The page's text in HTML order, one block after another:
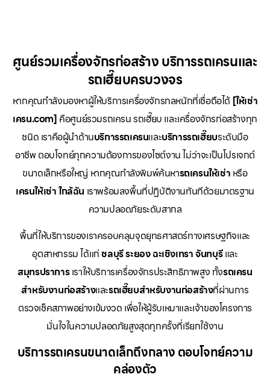
ศูนย์รวมเครื่องจักรก่อสร้าง บริการรถเครนและ
รถเฮี๊ยบครบวงจร
หากคุณกำลังมองหาผู้ให้บริการเครื่องจักรกลหนักที่เชื่อถือได้ [ให้เช่า
เครน.com] คือศูนย์รวมรถเครน รถเฮี๊ยบ และเครื่องจักรก่อสร้างทุก
ชนิด เราคือผู้นำด้านบริการรถเครนและบริการรถเฮี๊ยบระดับมือ
อาชีพ ตอบโจทย์ทุกความต้องการของไซต์งาน ไม่ว่าจะเป็นโปรเจกต์
ขนาดเล็กหรือใหญ่ หากคุณกำลังพิมพ์ค้นหารถเครนให้เช่า หรือ
เครนให้เช่าใกล้ฉัน เราพร้อมลงพื้นที่ปฏิบัติงานทันทีด้วยมาตรฐาน
ความปลอดภัยระดับสากล
พื้นที่ให้บริการของเราครอบคลุมจุดยุทธศาสตร์ทางเศรษฐกิจและ
อุตสาหกรรม ได้แก่ชลบุรีระยองฉะเชิงเทราจันทบุรีและ
สมุทรปราการเราให้บริการเครื่องจักรประสิทธิภาพสูง ทั้งรถเครน
สำหรับงานก่อสร้างและรถเฮี๊ยบสำหรับงานก่อสร้างที่ผ่านการ
ตรวจเช็คสภาพอย่างเข้มงวด เพื่อให้ผู้รับเหมาและเจ้าของโครงการ
มั่นใจในความปลอดภัยสูงสุดทุกครั้งที่เรียกใช้งาน
บริการรถเครนขนาดเล็กถึงกลาง ตอบโจทย์ความ
คล่องตัว